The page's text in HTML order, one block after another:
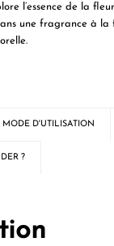
l’essence de la
une fragrance à la
MODE D'UTILISATION
?